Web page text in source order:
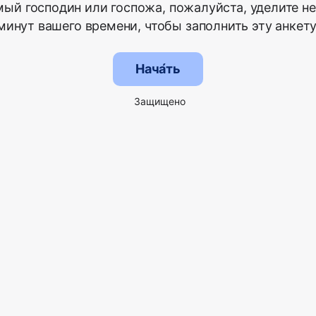
господин или госпожа, пожалуйста, уделите
вашего времени, чтобы заполнить эту
Нача́ть
Защищено